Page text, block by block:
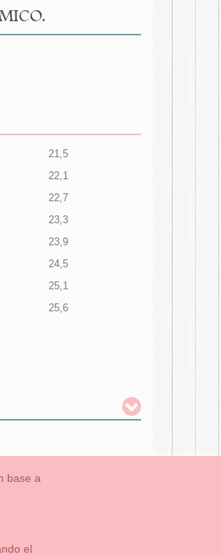
21,5
22,1
22,7
23,3
23,9
24,5
25,1
25,6
base a
el